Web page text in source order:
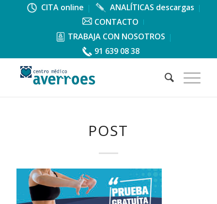
CITA online
ANALÍTICAS descargas
CONTACTO
TRABAJA CON NOSOTROS
91 639 08 38
POST